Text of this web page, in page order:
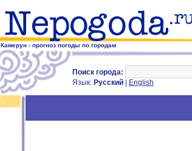
Камерун - прогноз погоды по городам
Поиск города:
Язык: Русский English